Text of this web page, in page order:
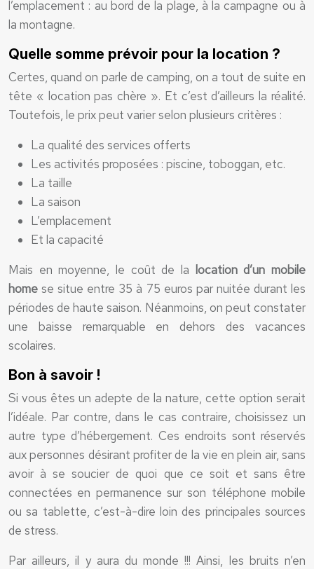
l’emplacement : au bord de la plage, à la campagne ou à
la montagne.
Quelle somme prévoir pour la location ?
Certes, quand on parle de camping, on a tout de suite en
tête « location pas chère ». Et c’est d’ailleurs la réalité.
Toutefois, le prix peut varier selon plusieurs critères :
La qualité des services offerts
Les activités proposées : piscine, toboggan, etc.
La taille
La saison
L’emplacement
Et la capacité
Mais en moyenne, le coût de la
location d’un mobile
home se situe entre 35 à 75 euros par nuitée durant les
périodes de haute saison. Néanmoins, on peut constater
une baisse remarquable en dehors des vacances
scolaires.
Bon à savoir !
Si vous êtes un adepte de la nature, cette option serait
l’idéale. Par contre, dans le cas contraire, choisissez un
autre type d’hébergement. Ces endroits sont réservés
aux personnes désirant profiter de la vie en plein air, sans
avoir à se soucier de quoi que ce soit et sans être
connectées en permanence sur son téléphone mobile
ou sa tablette, c’est-à-dire loin des principales sources
de stress.
Par ailleurs, il y aura du monde !!! Ainsi, les bruits n’en